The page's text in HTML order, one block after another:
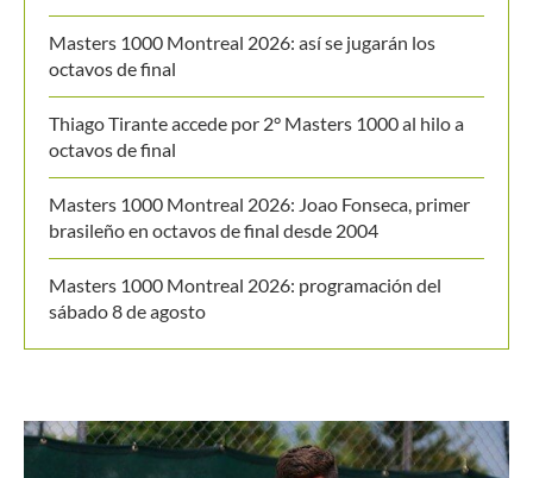
de final
Masters 1000 Montreal 2026: así se jugarán los
octavos de final
Thiago Tirante accede por 2° Masters 1000 al hilo a
octavos de final
Masters 1000 Montreal 2026: Joao Fonseca, primer
brasileño en octavos de final desde 2004
Masters 1000 Montreal 2026: programación del